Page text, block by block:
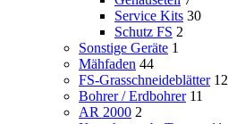
Service Kits 30
Schutz FS 2
Sonstige Geräte 1
Mähfaden 44
FS-Grasschneideblätter 12
Bohrer / Erdbohrer 11
AR 2000 2